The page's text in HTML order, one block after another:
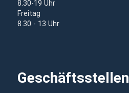
8.30-19 Uhr
Freitag
8.30 - 13 Uhr
Geschäftsstellen